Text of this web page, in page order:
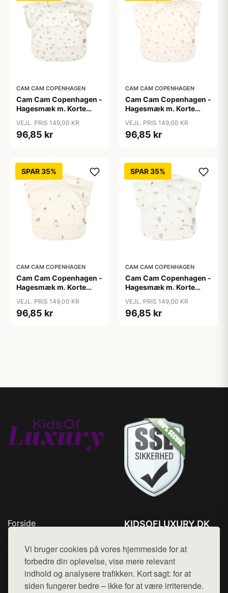
Vi bruger cookies på vores hjemmeside for at
forbedre din oplevelse, vise mere relevant
indhold og analysere trafikken. Kort sagt: for at
siden fungerer bedre – ikke for at være irriterende.
CAM CAM COPENHAGEN
Cam Cam Copenhagen -
Hagesmæk m. Korte
VEJL. PRIS 149,00 KR
96,85 kr
CAM CAM COPENHAGEN
Cam Cam Copenhagen -
Hagesmæk m. Korte
VEJL. PRIS 149,00 KR
96,85 kr
SPAR 35%
CAM CAM COPENHAGEN
Cam Cam Copenhagen -
Hagesmæk m. Korte
VEJL. PRIS 149,00 KR
96,85 kr
SPAR 35%
CAM CAM COPENHAGEN
Cam Cam Copenhagen -
Hagesmæk m. Korte
VEJL. PRIS 149,00 KR
96,85 kr
Forside
Top Rabatter
Kontakt
KIDSOFLUXURY.DK
Mail: hej@want.dk
Cookie- og privatlivspolitik